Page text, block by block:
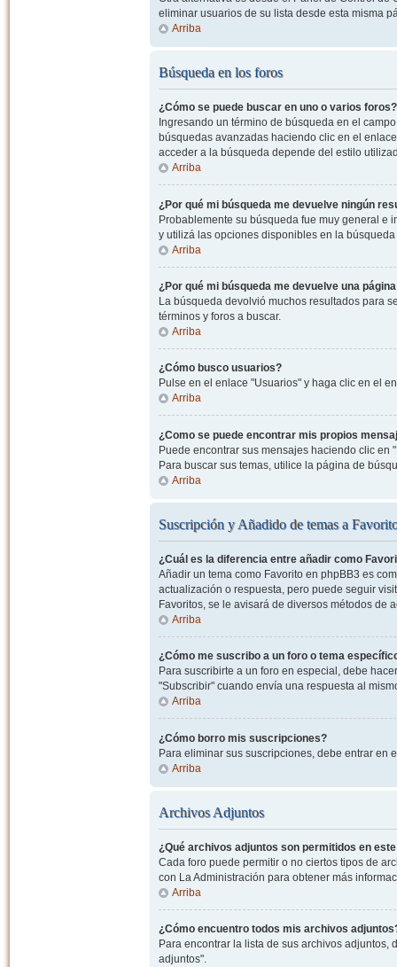
eliminar usuarios de su lista desde esta misma
Arriba
Búsqueda en los foros
¿Cómo se puede buscar en uno o varios foros?
Ingresando un término de búsqueda en el
búsquedas avanzadas haciendo clic en el
acceder a la búsqueda depende del estilo
Arriba
¿Por qué mi búsqueda me devuelve ningún
Probablemente su búsqueda fue muy general e
y utilizá las opciones disponibles en la
Arriba
¿Por qué mi búsqueda me devuelve una
La búsqueda devolvió muchos resultados para
términos y foros a buscar.
Arriba
¿Cómo busco usuarios?
Pulse en el enlace "Usuarios" y haga clic en el
Arriba
¿Como se puede encontrar mis propios
Puede encontrar sus mensajes haciendo clic en
Para buscar sus temas, utilice la página de
Arriba
Suscripción y Añadido de temas a
¿Cuál es la diferencia entre añadir como
Añadir un tema como Favorito en phpBB3 es
actualización o respuesta, pero puede seguir
Favoritos, se le avisará de diversos métodos de
Arriba
¿Cómo me suscribo a un foro o tema
Para suscribirte a un foro en especial, debe
"Subscribir" cuando envía una respuesta al
Arriba
¿Cómo borro mis suscripciones?
Para eliminar sus suscripciones, debe entrar en
Arriba
Archivos Adjuntos
¿Qué archivos adjuntos son permitidos en
Cada foro puede permitir o no ciertos tipos de
con La Administración para obtener más
Arriba
¿Cómo encuentro todos mis archivos
Para encontrar la lista de sus archivos
adjuntos".